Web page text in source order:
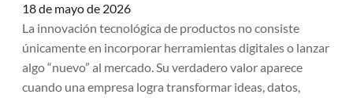
18 de mayo de 2026
La innovación tecnológica de productos no consiste
únicamente en incorporar herramientas digitales o lanzar
algo “nuevo” al mercado. Su verdadero valor aparece
cuando una empresa logra transformar ideas, datos,